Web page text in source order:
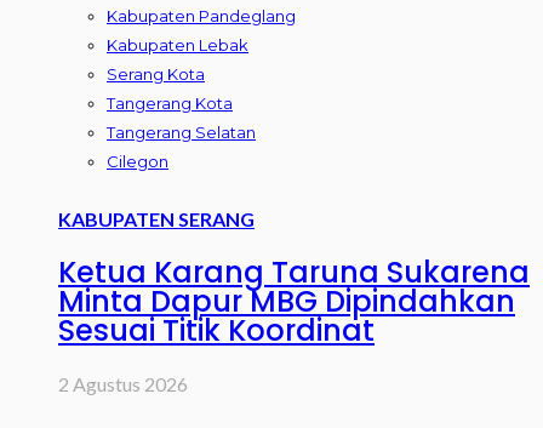
Kabupaten Pandeglang
Kabupaten Lebak
Serang Kota
Tangerang Kota
Tangerang Selatan
Cilegon
KABUPATEN SERANG
Ketua Karang Taruna Sukarena
Minta Dapur MBG Dipindahkan
Sesuai Titik Koordinat
2 Agustus 2026